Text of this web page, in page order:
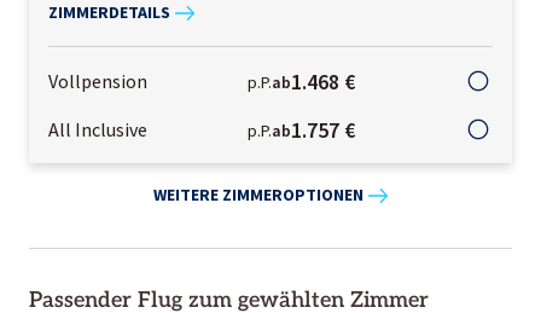
ZIMMERDETAILS
Vollpension p.P.ab1.468 €
All Inclusive p.P.ab1.757 €
WEITERE ZIMMEROPTIONEN
Passender Flug zum gewählten Zimmer